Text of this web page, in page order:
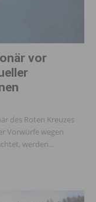
vor
des Roten Kreuzes
Vorwürfe wegen
werden...